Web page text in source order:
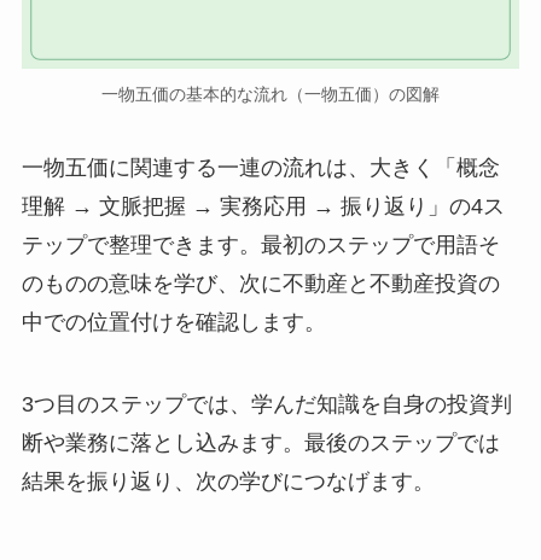
一物五価の基本的な流れ（一物五価）の図解
一物五価に関連する一連の流れは、大きく「概念
理解 → 文脈把握 → 実務応用 → 振り返り」の4ス
テップで整理できます。最初のステップで用語そ
のものの意味を学び、次に不動産と不動産投資の
中での位置付けを確認します。
3つ目のステップでは、学んだ知識を自身の投資判
断や業務に落とし込みます。最後のステップでは
結果を振り返り、次の学びにつなげます。